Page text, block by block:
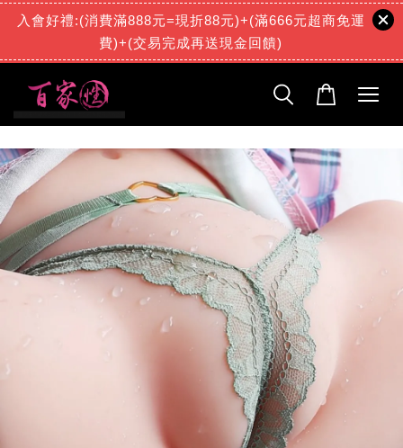
入會好禮:(消費滿888元=現折88元)+(滿666元超商免運
費)+(交易完成再送現金回饋)